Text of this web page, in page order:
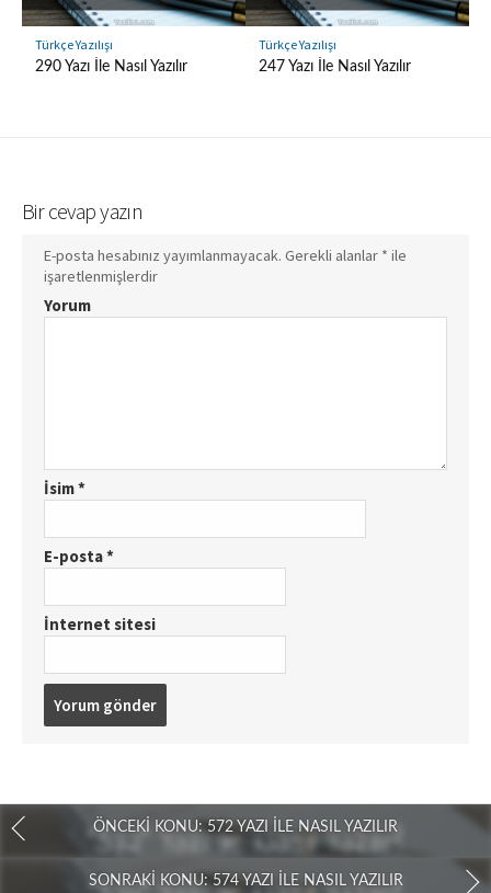
Türkçe Yazılışı
290 Yazı İle Nasıl Yazılır
Türkçe Yazılışı
247 Yazı İle Nasıl Yazılır
Bir cevap yazın
E-posta hesabınız yayımlanmayacak. Gerekli alanlar * ile
işaretlenmişlerdir
Yorum
İsim*
E-posta*
İnternet sitesi
ÖNCEKI KONU: 572 YAZI İLE NASIL YAZILIR
SONRAKI KONU: 574 YAZI İLE NASIL YAZILIR